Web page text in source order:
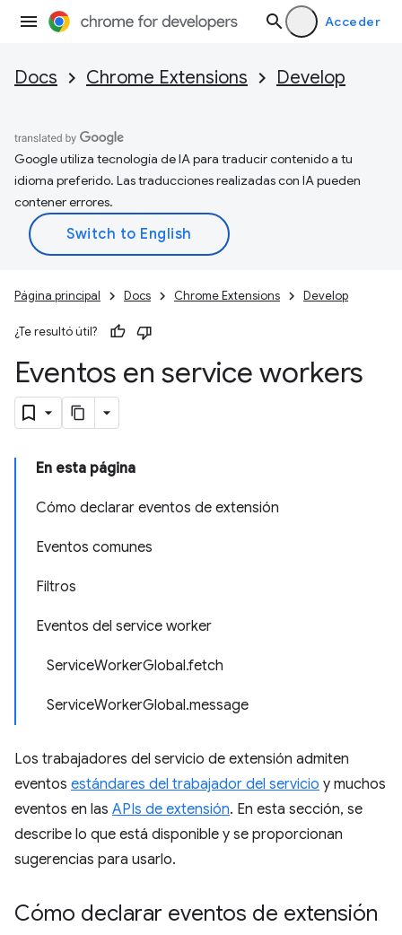
Acceder
Docs Chrome Extensions Develop
Google utiliza tecnología de IA para traducir contenido a tu
idioma preferido. Las traducciones realizadas con IA pueden
contener errores.
Página principal Docs Chrome Extensions Develop
¿Te resultó útil?
Eventos en service workers
En esta página
Cómo declarar eventos de extensión
Eventos comunes
Filtros
Eventos del service worker
ServiceWorkerGlobal.fetch
ServiceWorkerGlobal.message
Los trabajadores del servicio de extensión admiten
eventos estándares del trabajador del servicio y muchos
eventos en las APIs de extensión. En esta sección, se
describe lo que está disponible y se proporcionan
sugerencias para usarlo.
Cómo declarar eventos de extensión